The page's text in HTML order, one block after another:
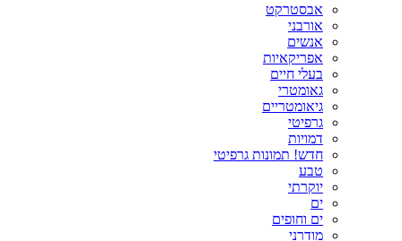
אבסטרקט
אורבני
אנשים
אפריקאיות
בעלי חיים
גאומטרי
גיאומטריים
גרפיטי
דמויות
חדש! תמונות גרפיטי
טבע
יוקרתי
ים
ים וחופים
מודרני